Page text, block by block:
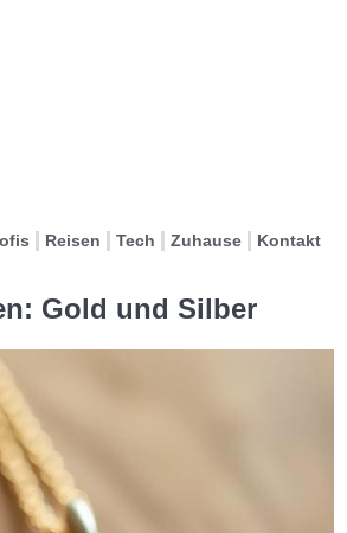
Reisen Tech Zuhause Kontakt
Gold und Silber